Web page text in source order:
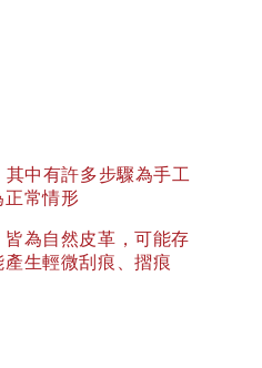
其中有許多步驟為手工
正常情形
為自然皮革，可能存
生輕微刮痕、摺痕